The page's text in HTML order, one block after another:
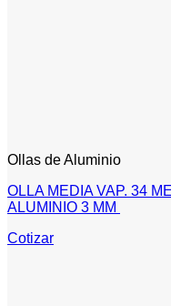
Ollas de Aluminio
OLLA MEDIA VAP. 34
ALUMINIO 3 MM
Cotizar